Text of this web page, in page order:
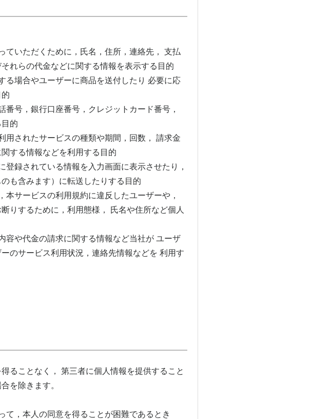
ていただくために，氏名，住所，連絡先， 支払
れらの代金などに関する情報を表示する目的
る場合やユーザーに商品を送付したり 必要に応
番号，銀行口座番号，クレジットカード番号，
的
用されたサービスの種類や期間，回数， 請求金
する情報などを利用する目的
登録されている情報を入力画面に表示させたり，
も含みます）に転送したりする目的
本サービスの利用規約に違反したユーザーや，
りするために，利用態様， 氏名や住所など個人
容や代金の請求に関する情報など当社が ユーザ
のサービス利用状況，連絡先情報などを 利用す
ることなく， 第三者に個人情報を提供すること
を除きます。
て，本人の同意を得ることが困難であるとき